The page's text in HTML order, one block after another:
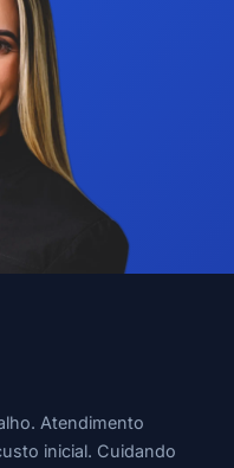
Atendimento
inicial. Cuidando